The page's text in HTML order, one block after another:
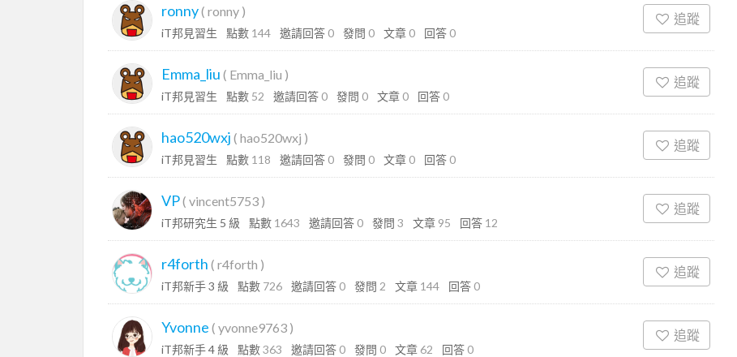
ronny( ronny )
iT邦見習生 點數 144 邀請回答 0 發問 0 文章 0 回答 0
追蹤
Emma_liu ( Emma_liu )
iT邦見習生 點數 52 邀請回答 0 發問 0 文章 0 回答 0
追蹤
hao520wxj ( hao520wxj )
iT邦見習生 點數 118 邀請回答 0 發問 0 文章 0 回答 0
追蹤
VP( vincent5753 )
iT邦研究生 5 級 點數 1643 邀請回答 0 發問 3 文章 95 回答 12
追蹤
r4forth ( r4forth )
iT邦新手 3 級 點數 726 邀請回答 0 發問 2 文章 144 回答 0
追蹤
Yvonne ( yvonne9763 )
iT邦新手 4 級 點數363 邀請回答 0 發問 0 文章 62 回答 0
追蹤